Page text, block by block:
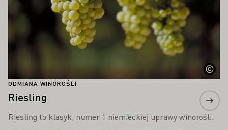
ODMIANA WINOROŚLI
Riesling
Riesling to klasyk, numer 1 niemieckiej uprawy winorośli.